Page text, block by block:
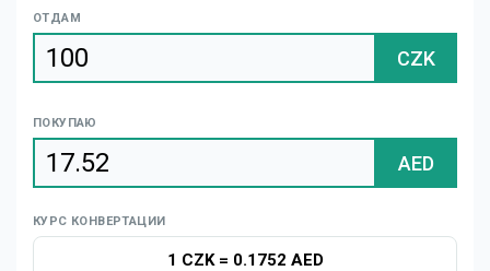
Новости
ОТДАМ
CZK
ПОКУПАЮ
AED
КУРС КОНВЕРТАЦИИ
1 CZK= 0.1752 AED